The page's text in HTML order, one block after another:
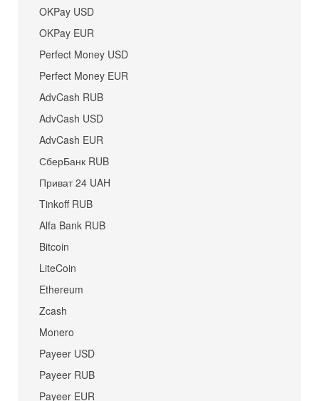
OKPay USD
OKPay EUR
Perfect Money USD
Perfect Money EUR
AdvCash RUB
AdvCash USD
AdvCash EUR
СберБанк RUB
Приват 24 UAH
Tinkoff RUB
Alfa Bank RUB
Bitcoin
LiteCoin
Ethereum
Zcash
Monero
Payeer USD
Payeer RUB
Payeer EUR